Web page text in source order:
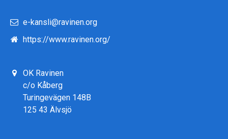
e-kansli@ravinen.org
https://www.ravinen.org/
OK Ravinen
c/o Kåberg
Turingevägen 148B
125 43 Älvsjö